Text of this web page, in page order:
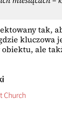
tak,
kluczowa
ale
Church